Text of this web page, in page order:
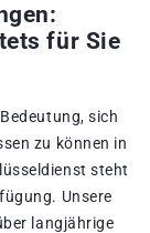
für Sie
sich
zu können in
steht
Unsere
langjährige